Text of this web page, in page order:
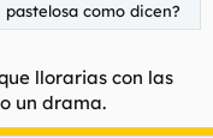
como dicen?
llorarias con las
un drama.